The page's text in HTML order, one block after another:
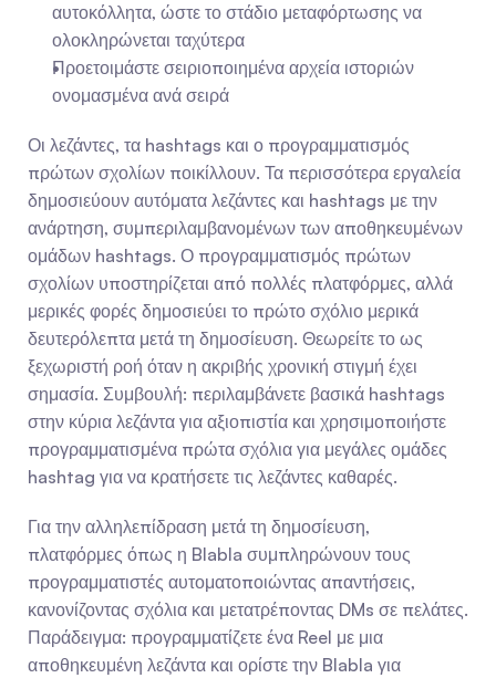
αυτοκόλλητα, ώστε το στάδιο μεταφόρτωσης να
ολοκληρώνεται ταχύτερα
Προετοιμάστε σειριοποιημένα αρχεία ιστοριών
ονομασμένα ανά σειρά
Οι λεζάντες, τα hashtags και ο προγραμματισμός
πρώτων σχολίων ποικίλλουν. Τα περισσότερα εργαλεία
δημοσιεύουν αυτόματα λεζάντες και hashtags με την
ανάρτηση, συμπεριλαμβανομένων των αποθηκευμένων
ομάδων hashtags. Ο προγραμματισμός πρώτων
σχολίων υποστηρίζεται από πολλές πλατφόρμες, αλλά
μερικές φορές δημοσιεύει το πρώτο σχόλιο μερικά
δευτερόλεπτα μετά τη δημοσίευση. Θεωρείτε το ως
ξεχωριστή ροή όταν η ακριβής χρονική στιγμή έχει
σημασία. Συμβουλή: περιλαμβάνετε βασικά hashtags
στην κύρια λεζάντα για αξιοπιστία και χρησιμοποιήστε
προγραμματισμένα πρώτα σχόλια για μεγάλες ομάδες
hashtag για να κρατήσετε τις λεζάντες καθαρές.
Για την αλληλεπίδραση μετά τη δημοσίευση,
πλατφόρμες όπως η Blabla συμπληρώνουν τους
προγραμματιστές αυτοματοποιώντας απαντήσεις,
κανονίζοντας σχόλια και μετατρέποντας DMs σε πελάτες.
Παράδειγμα: προγραμματίζετε ένα Reel με μια
αποθηκευμένη λεζάντα και ορίστε την Blabla για